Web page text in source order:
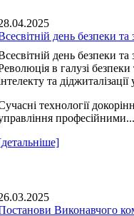
день безпеки та
день безпеки та
в галузі
та
технології
професійними...
Виконавчого